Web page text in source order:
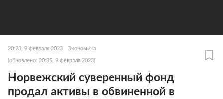
20:23, 9 февраля 2023 Экономика
(обновлено: 20:35, 9 февраля 2023)
Норвежский суверенный фонд
продал активы в обвиненной в